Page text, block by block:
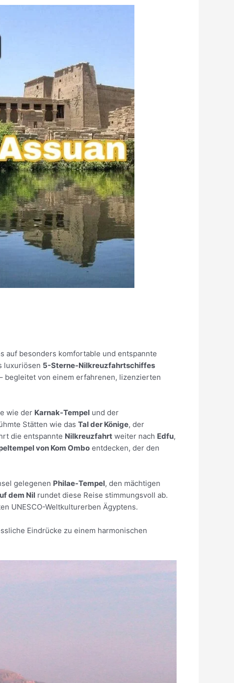
auf besonders komfortable und entspannte
luxuriösen 5-Sterne-Nilkreuzfahrtschiffes
begleitet von einem erfahrenen, lizenzierten
wie der Karnak-Tempel und der
Stätten wie das Tal der Könige, der
die entspannte Nilkreuzfahrt weiter nach Edfu,
von Kom Ombo entdecken, der den
gelegenen Philae-Tempel, den mächtigen
dem Nil rundet diese Reise stimmungsvoll ab.
UNESCO-Weltkulturerben Ägyptens.
Eindrücke zu einem harmonischen